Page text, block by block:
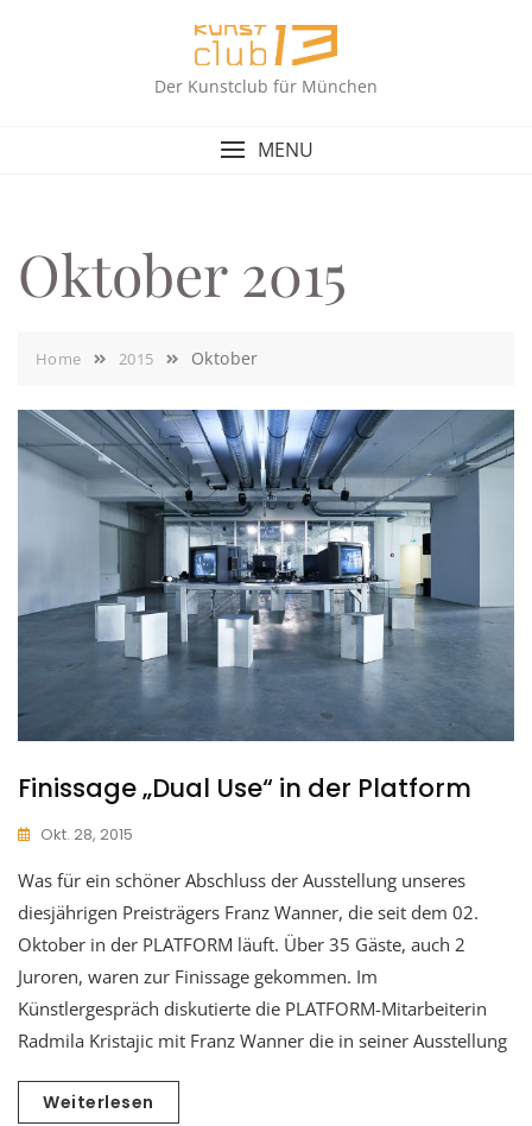
Der Kunstclub für München
MENU
Oktober 2015
Home 2015 Oktober
Finissage „Dual Use“ in der Platform
Okt. 28, 2015
Was für ein schöner Abschluss der Ausstellung unseres
diesjährigen Preisträgers Franz Wanner, die seit dem 02.
Oktober in der PLATFORM läuft. Über 35 Gäste, auch 2
Juroren, waren zur Finissage gekommen. Im
Künstlergespräch diskutierte die PLATFORM-Mitarbeiterin
Radmila Kristajic mit Franz Wanner die in seiner Ausstellung
Weiterlesen